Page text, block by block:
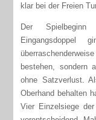
klar bei der Freien
Der Spielbeginn
Eingangsdoppel
bestehen, sondern
ohne Satzverlust.
Oberhand behalten
Vier Einzelsiege